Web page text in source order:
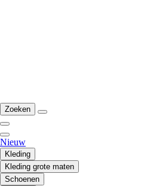
Zoeken
Nieuw
Kleding
Kleding grote maten
Schoenen